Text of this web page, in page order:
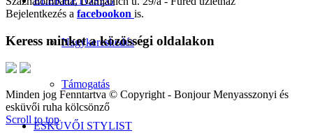
Nagykereskedés
Támogatás
ESKÜVŐI STYLIST
Bejelentkezés a facebookon is.
Keress minket a közösségi oldalakon
Minden jog Fenntartva © Copyright - Bonjour Menyasszonyi és
esküvői ruha kölcsönző
Scroll to top